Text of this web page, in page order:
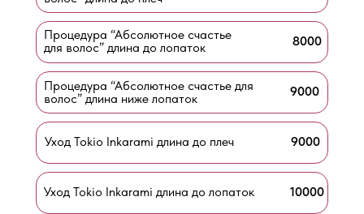
Процедура “Абсолютное счастье для
волос” длина ниже лопаток
9000
Уход Tokio Inkarami длина до плеч 9000
Уход Tokio Inkarami длина до лопаток 10000
Процедура “Абсолютное счастье
для волос” длина до лопаток
8000